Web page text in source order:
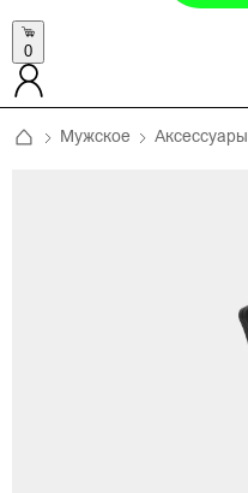
0
Мужское Аксессуары